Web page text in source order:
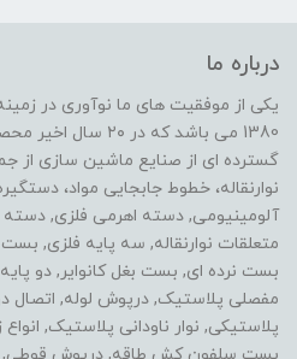
درباره ما
یکی از موفقیت های ما نوآوری در
1380 می باشد که در
گسترده ای از صنایع ماشین سازی از
نوارنقاله، خطوط جابجایی مواد،
آلومینیومی, دسته اهرمی فلزی,
متعلقات نوارنقاله, سه پایه فلزی,
بست نرده ای, بست بغل کانوایر, دو
مفصلی پلاستیک, درپوش لوله, اتصال دو
پلاستیکی, نوار ناودانی پلاستیک,